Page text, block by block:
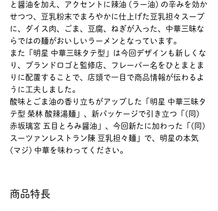
と醤油を加え、アクセントに辣油 (ラー油) の辛みを効か
せつつ、豆乳粉末でまろやかに仕上げた豆乳担々スープ
に、ダイス肉、ごま、豆腐、ねぎが入った、中華三昧な
らではの麺がおいしいラーメンとなっています。
また「明星 中華三昧タテ型」は今回デザインも新しくな
り、ブランドロゴと監修店、フレーバー名をひとまとま
りに配置することで、店頭で一目で商品情報が伝わるよ
うに工夫しました。
酸味とごま油の香り立ちがアップした「明星 中華三昧タ
テ型 榮林 酸辣湯麺」、新パッケージで引き立つ「(同)
赤坂璃宮 五目とろみ醤油」、今回新たに加わった「(同)
スーツァンレストラン陳 豆乳担々麺」で、明星の本気
(マジ) 中華を味わってください。
商品特長